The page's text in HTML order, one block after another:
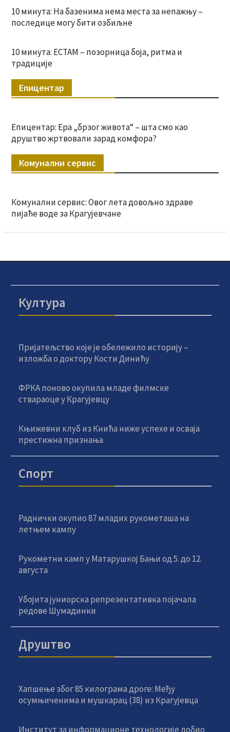
10 минута: На базенима нема места за непажњу –
последице могу бити озбиљне
10 минута: ЕСТАМ – позорница боја, ритма и
традиције
Епицентар
Епицентар: Ера „брзог живота“ – шта смо као
друштво жртвовали зарад комфора?
Комунални сервис
Комунални сервис: Овог лета довољно здраве
пијаће воде за Крагујевчане
Култура
Пријатељство које је обележило историју –
изложба о доктору Кости Динићу
ФРКА поново окупила младе филмске
ствараоце у Крагујевцу
Књижевни клуб из Кнића ниже успехе и осваја
престижна признања
Спорт
Раднички окупио 87 младих рукометаша на
летњем кампу
Рукометни камп у Матарушкој Бањи од 5. до 12.
августа
Убојита јуниорска репрезентативка појачала
редове Шумадинки
Друштво
Хапшење због 85 килограма дроге: Међу
осумњиченима и мушкарац (38) из Крагујевца
Институт за информационе технологије добио